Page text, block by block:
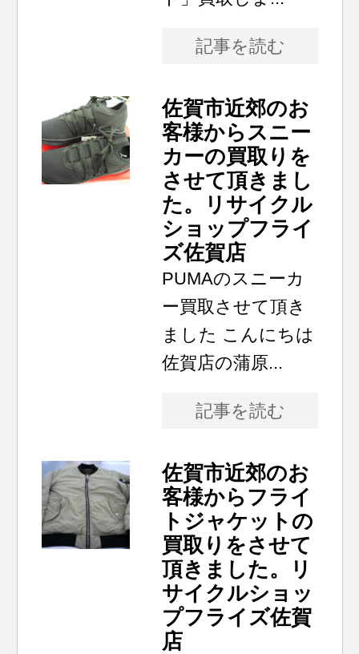
記事を読む
佐賀市近郊のお
客様からスニー
カーの買取りを
させて頂きまし
た。リサイクル
ショップフライ
ズ佐賀店
PUMAのスニーカ
ー買取させて頂き
ました こんにちは
佐賀店の蒲原...
記事を読む
佐賀市近郊のお
客様からフライ
トジャケットの
買取りをさせて
頂きました。リ
サイクルショッ
プフライズ佐賀
店